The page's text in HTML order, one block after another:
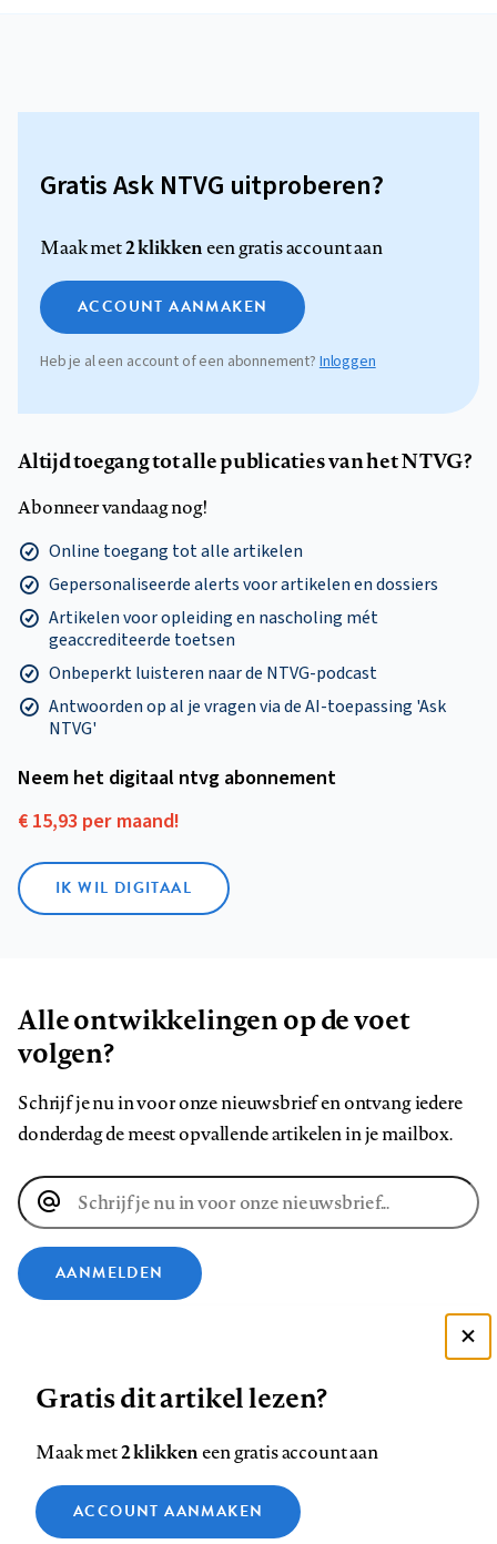
Gratis Ask NTVG uitproberen?
Maak met2 klikkeneen gratis account aan
ACCOUNT AANMAKEN
Heb je al een account of een abonnement?Inloggen
Altijd toegang tot alle publicaties van het NTVG?
Abonneer vandaag nog!
Online toegang tot alle artikelen
Gepersonaliseerde alerts voor artikelen en dossiers
Artikelen voor opleiding en nascholing mét
geaccrediteerde toetsen
Onbeperkt luisteren naar de NTVG-podcast
Antwoorden op al je vragen via de AI-toepassing 'Ask
NTVG'
Neem het digitaal ntvg abonnement
€ 15,93 per maand!
IK WIL DIGITAAL
Alle ontwikkelingen op de voet
volgen?
Schrijf je nu in voor onze nieuwsbrief en ontvang iedere
donderdag de meest opvallende artikelen in je mailbox.
E-
mailadres
AANMELDEN
ons
op
Facebook
ons
op
LinkedIn
ons
op
Bluesky
ons
op
Instagram
ons
op
YouTube
ons
Footer
Contact Colofon Disclaimer Privacy
Medische vragen verdienen
Zie onze cookie policy
Analytische cookies
Gratis dit artikel lezen?
Maak met2 klikkeneen gratis account aan
ACCOUNT AANMAKEN